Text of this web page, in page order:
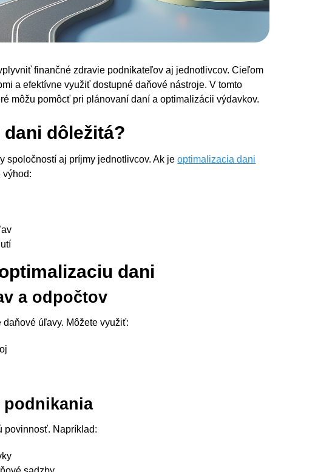
finančné zdravie podnikateľov aj jednotlivcov. Cieľom
a efektívne využiť dostupné daňové nástroje. V tomto
môžu pomôcť pri plánovaní daní a optimalizácii výdavkov.
dôležitá?
spoločností aj príjmy jednotlivcov. Ak jeoptimalizacia dani
výhod:
dani
a odpočtov
úľavy. Môžete využiť:
podnikania
povinnosť. Napríklad: